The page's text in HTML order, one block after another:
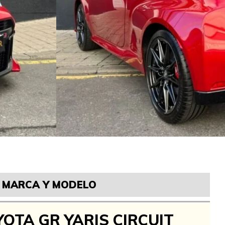
MARCA Y MODELO
GR YARIS CIRCUIT